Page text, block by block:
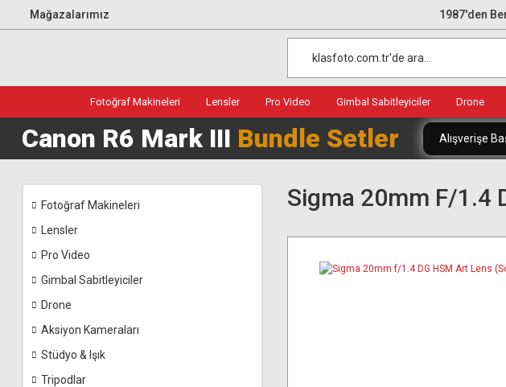
Mağazalarımız 1987'den
Fotoğraf Makineleri Lensler Pro Video Gimbal Sabitleyiciler Drone
Canon R6 Mark III Bundle Setler Alışverişe
Fotoğraf Makineleri
Lensler
Pro Video
Gimbal Sabitleyiciler
Drone
Aksiyon Kameraları
Stüdyo & Işık
Tripodlar
Sigma 20mm F/1.4